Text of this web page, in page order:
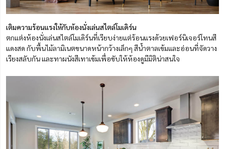
เติมความร้อนแรงให้กับห้องนั่งเล่นสไตล์โมเดิร์น
ตกแต่งห้องนั่งเล่นสไตล์โมเดิร์นที่เรียบง่ายแต่ร้อนแรงด้วยเฟอร์นิเจอร์โทนสี
แดงสด กับพื้นไม้ลามิเนตขนาดหน้ากว้างเล็กๆ สีน้ำตาลเข้มและอ่อนที่จัดวาง
เรียงสลับกัน และทาผนังสีเทาเข้มเพื่อขับให้ห้องดูมีมิติน่าสนใจ